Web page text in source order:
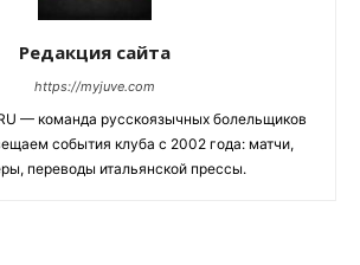
Редакция сайта
https://myjuve.com
— команда русскоязычных болельщиков
события клуба с 2002 года: матчи,
переводы итальянской прессы.